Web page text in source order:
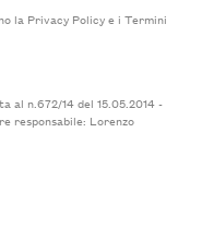
la Privacy Policye i Termini
n.672/14 del 15.05.2014 -
responsabile: Lorenzo